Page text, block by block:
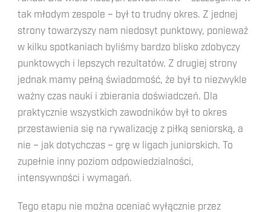
tak młodym zespole – był to trudny okres. Z jednej
strony towarzyszy nam niedosyt punktowy, ponieważ
w kilku spotkaniach byliśmy bardzo blisko zdobyczy
punktowych i lepszych rezultatów. Z drugiej strony
jednak mamy pełną świadomość, że był to niezwykle
ważny czas nauki i zbierania doświadczeń. Dla
praktycznie wszystkich zawodników był to okres
przestawienia się na rywalizację z piłką seniorską, a
nie – jak dotychczas – grę w ligach juniorskich. To
zupełnie inny poziom odpowiedzialności,
intensywności i wymagań.
Tego etapu nie można oceniać wyłącznie przez